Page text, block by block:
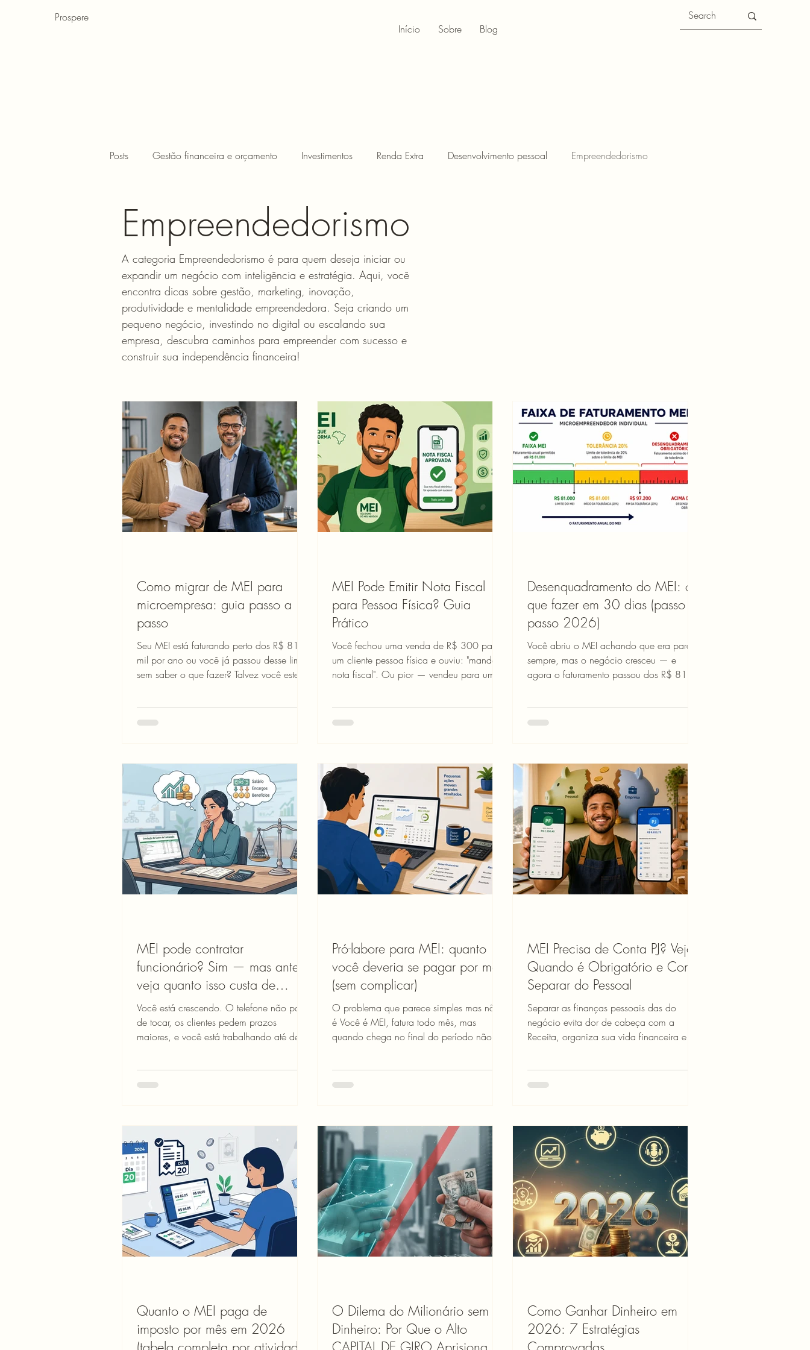
Prospere
Início
Sobre Blog
Posts Gestão financeira e orçamento Investimentos Renda Extra Desenvolvimento pessoal Empreendedorismo
FIRE
Empreendedorismo
A categoria Empreendedorismo é para quem deseja iniciar ou
expandir um negócio com inteligência e estratégia. Aqui, você
encontra dicas sobre gestão, marketing, inovação,
produtividade e mentalidade empreendedora. Seja criando um
pequeno negócio, investindo no digital ou escalando sua
empresa, descubra caminhos para empreender com sucesso e
construir sua independência financeira!
Como migrar de MEI para
microempresa: guia passo a
passo
Seu MEI está faturando perto dos R$ 81
mil por ano ou você já passou desse limite
sem saber o que fazer? Talvez você esteja
não comporta mais o tamanho do seu
processo de migração para microempresa
(ME). Neste guia prático, você vai
descobrir quando a migração é
obrigatória, qual o passo a passo para
fazer o desenquadramen
MEI Pode Emitir Nota Fiscal
para Pessoa Física? Guia
Prático
Você fechou uma venda de R$ 300 para
um cliente pessoa física e ouviu: "mande a
nota fiscal". Ou pior — vendeu para uma
MEI pode emitir nota fiscal para pessoa
é obrigatório. O problema é que a regra
muda dependendo de para quem você
vende, do que você vende e de qual
prefeitura você depende. Este guia resolve
as três dúvi
Desenquadramento do MEI: o
que fazer em 30 dias (passo a
passo 2026)
Você abriu o MEI achando que era para
sempre, mas o negócio cresceu — e
agora o faturamento passou dos R$ 81 mil
está com pendência na Receita Federal,
mais simples do que parece, desde que
você siga os prazos certos. Este artigo é o
seu roteiro dos próximos 30 dias: o que
comunicar, como calcular, quanto vai
pagar e o que muda qu
MEI pode contratar
funcionário? Sim — mas antes
veja quanto isso custa de
verdade
Você está crescendo. O telefone não para
de tocar, os clientes pedem prazos
maiores, e você está trabalhando até de
será que é hora de contratar alguém? A
contrato, você precisa entender quanto isso
vai custar de verdade. Porque a maioria
dos MEIs que tomam essa decisão
descobre depois que o custo é bem maior
do que imagi
Pró-labore para MEI: quanto
você deveria se pagar por mês
(sem complicar)
O problema que parece simples mas não
é Você é MEI, fatura todo mês, mas
quando chega no final do período não
mil, tudo depende de quanto "sobrou" no
você fica em branco. Esse é o cenário de
90% dos MEI que conheço. E aqui está o
problema: sem um valor fixo de retirada
mensal, você não consegue separar o
dinheiro que é seu do
MEI Precisa de Conta PJ? Veja
Quando é Obrigatório e Como
Separar do Pessoal
Separar as finanças pessoais das do
negócio evita dor de cabeça com a
Receita, organiza sua vida financeira e
prática. MEI precisa de conta PJ A cena é
na hora, o dinheiro cai na conta pessoal e
pronto. Resolvido, rápido, sem burocracia.
Só que esse "resolvido" vira problema mais
tarde. Quando chega a hora de declarar
o Imposto de
Quanto o MEI paga de
imposto por mês em 2026
O Dilema do Milionário sem
Dinheiro: Por Que o Alto
Como Ganhar Dinheiro em
2026: 7 Estratégias